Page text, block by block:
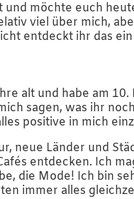
möchte euch
viel über mich,
entdeckt ihr das
alt und habe am
sagen, was ihr
positive in mich
neue Länder und
entdecken. Ich
die Mode! Ich bin
immer alles